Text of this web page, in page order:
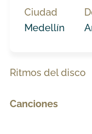
Ciudad
Medellín
Ritmos del disco
Canciones